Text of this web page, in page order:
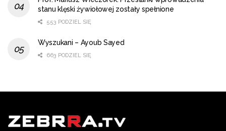
stanu klęski żywiołowej zostały spełnione
553 PODZIEL SIĘ
Wyszukani – Ayoub Sayed
663 PODZIEL SIĘ